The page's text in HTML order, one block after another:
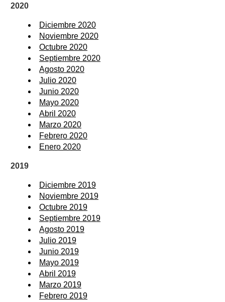
2020
Diciembre 2020
Noviembre 2020
Octubre 2020
Septiembre 2020
Agosto 2020
Julio 2020
Junio 2020
Mayo 2020
Abril 2020
Marzo 2020
Febrero 2020
Enero 2020
2019
Diciembre 2019
Noviembre 2019
Octubre 2019
Septiembre 2019
Agosto 2019
Julio 2019
Junio 2019
Mayo 2019
Abril 2019
Marzo 2019
Febrero 2019